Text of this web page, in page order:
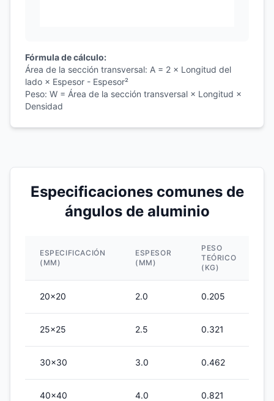
Fórmula de cálculo:
Área de la sección transversal: A = 2 × Longitud del
lado × Espesor - Espesor²
Peso: W = Área de la sección transversal × Longitud ×
Densidad
Especificaciones comunes de
ángulos de aluminio
ESPECIFICACIÓN
(MM)
ESPESOR
(MM)
PESO
TEÓRICO
(KG)
20×20 2.0 0.205
25×25 2.5 0.321
30×30 3.0 0.462
40×40 4.0 0.821